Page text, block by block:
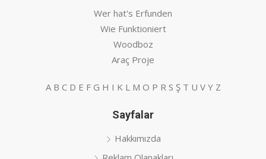
Wer hat's Erfunden
Wie Funktioniert
Woodboz
Araç Proje
A B C D E F G H I K L M O P R S Ş T U V Y Z
Sayfalar
Hakkımızda